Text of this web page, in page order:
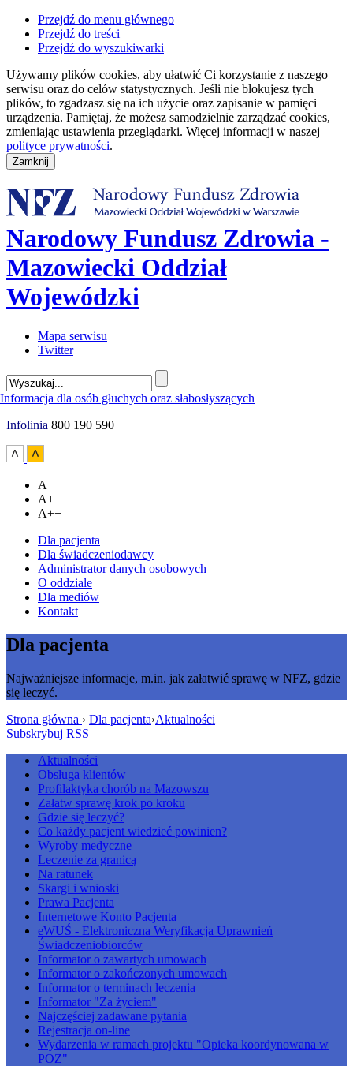
Przejdź do menu głównego
Przejdź do treści
Przejdź do wyszukiwarki
Używamy plików cookies, aby ułatwić Ci korzystanie z naszego
serwisu oraz do celów statystycznych. Jeśli nie blokujesz tych
plików, to zgadzasz się na ich użycie oraz zapisanie w pamięci
urządzenia. Pamiętaj, że możesz samodzielnie zarządzać cookies,
zmieniając ustawienia przeglądarki. Więcej informacji w naszej
polityce prywatności.
Narodowy Fundusz Zdrowia -
Mazowiecki Oddział
Wojewódzki
Mapa serwisu
Twitter
Infolinia 800 190 590
A
A+
A++
Dla pacjenta
Dla świadczeniodawcy
Administrator danych osobowych
O oddziale
Dla mediów
Kontakt
Dla pacjenta
Najważniejsze informacje, m.in. jak załatwić sprawę w NFZ, gdzie
się leczyć.
Strona główna › Dla pacjenta›Aktualności
Subskrybuj RSS
Aktualności
Obsługa klientów
Profilaktyka chorób na Mazowszu
Załatw sprawę krok po kroku
Gdzie się leczyć?
Co każdy pacjent wiedzieć powinien?
Wyroby medyczne
Leczenie za granicą
Na ratunek
Skargi i wnioski
Prawa Pacjenta
Internetowe Konto Pacjenta
eWUŚ - Elektroniczna Weryfikacja Uprawnień
Świadczeniobiorców
Informator o zawartych umowach
Informator o zakończonych umowach
Informator o terminach leczenia
Informator "Za życiem"
Najczęściej zadawane pytania
Rejestracja on-line
Wydarzenia w ramach projektu "Opieka koordynowana w
POZ"